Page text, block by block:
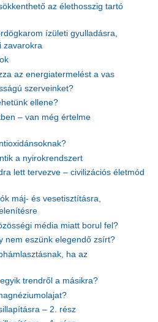
az élethosszig tartó
ízületi gyulladásra,
zavarokra
az energiatermelést a vas
szerveinket?
ellene?
– van még értelme
a nyirokrendszert
lett tervezve – civilizációs életmód
máj- és vesetisztításra,
média miatt borul fel?
nem eszünk elegendő zsírt?
ha az
trendről a másikra?
– 2. rész